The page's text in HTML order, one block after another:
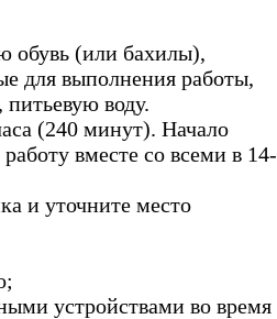
обувь (или бахилы),
для выполнения работы,
воду.
(240 минут). Начало
вместе со всеми в 14-
и уточните место
устройствами во время